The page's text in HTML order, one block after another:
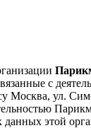
с
Москва, ул.
этой